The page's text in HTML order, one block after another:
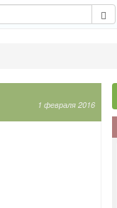
1 февраля 2016